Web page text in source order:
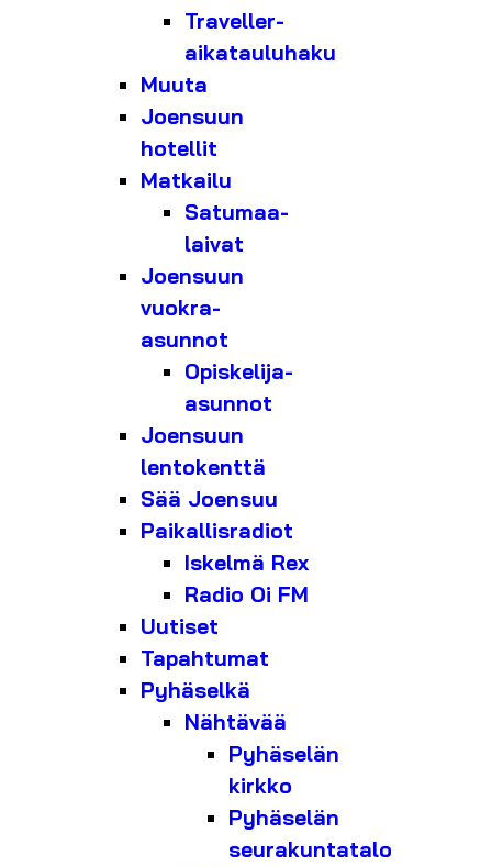
Traveller-
aikatauluhaku
Muuta
Joensuun
hotellit
Matkailu
Satumaa-
laivat
Joensuun
vuokra-
asunnot
Opiskelija-
asunnot
Joensuun
lentokenttä
Sää Joensuu
Paikallisradiot
Iskelmä Rex
Radio Oi FM
Uutiset
Tapahtumat
Pyhäselkä
Nähtävää
Pyhäselän
kirkko
Pyhäselän
seurakuntatalo